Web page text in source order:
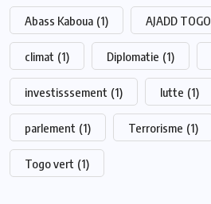
Abass Kaboua (1) AJADD TOGO
climat (1) Diplomatie (1)
investisssement (1) lutte (1)
parlement (1) Terrorisme (1)
Togo vert (1)